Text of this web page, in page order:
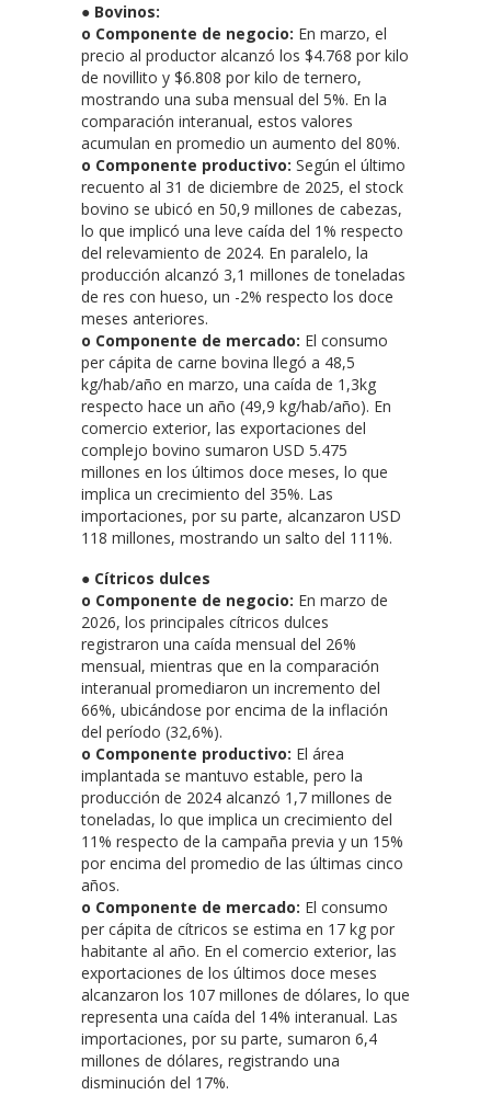
● Bovinos:
o Componente de negocio: En marzo, el
precio al productor alcanzó los $4.768 por kilo
de novillito y $6.808 por kilo de ternero,
mostrando una suba mensual del 5%. En la
comparación interanual, estos valores
acumulan en promedio un aumento del 80%.
o Componente productivo: Según el último
recuento al 31 de diciembre de 2025, el stock
bovino se ubicó en 50,9 millones de cabezas,
lo que implicó una leve caída del 1% respecto
del relevamiento de 2024. En paralelo, la
producción alcanzó 3,1 millones de toneladas
de res con hueso, un -2% respecto los doce
meses anteriores.
o Componente de mercado: El consumo
per cápita de carne bovina llegó a 48,5
kg/hab/año en marzo, una caída de 1,3kg
respecto hace un año (49,9 kg/hab/año). En
comercio exterior, las exportaciones del
complejo bovino sumaron USD 5.475
millones en los últimos doce meses, lo que
implica un crecimiento del 35%. Las
importaciones, por su parte, alcanzaron USD
118 millones, mostrando un salto del 111%.
● Cítricos dulces
o Componente de negocio: En marzo de
2026, los principales cítricos dulces
registraron una caída mensual del 26%
mensual, mientras que en la comparación
interanual promediaron un incremento del
66%, ubicándose por encima de la inflación
del período (32,6%).
o Componente productivo: El área
implantada se mantuvo estable, pero la
producción de 2024 alcanzó 1,7 millones de
toneladas, lo que implica un crecimiento del
11% respecto de la campaña previa y un 15%
por encima del promedio de las últimas cinco
años.
o Componente de mercado: El consumo
per cápita de cítricos se estima en 17 kg por
habitante al año. En el comercio exterior, las
exportaciones de los últimos doce meses
alcanzaron los 107 millones de dólares, lo que
representa una caída del 14% interanual. Las
importaciones, por su parte, sumaron 6,4
millones de dólares, registrando una
disminución del 17%.